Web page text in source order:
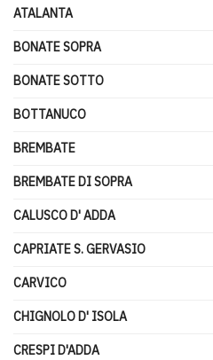
ATALANTA
BONATE SOPRA
BONATE SOTTO
BOTTANUCO
BREMBATE
BREMBATE DI SOPRA
CALUSCO D' ADDA
CAPRIATE S. GERVASIO
CARVICO
CHIGNOLO D' ISOLA
CRESPI D'ADDA